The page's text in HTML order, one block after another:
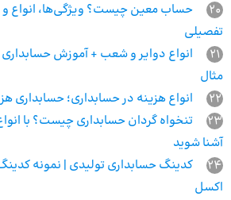
20
حساب معین چیست؟ ویژگی‌ها، انواع
تفصیلی
21
انواع دوایر و شعب + آموزش
مثال
22
انواع هزینه در حسابداری؛ حسابداری
23
تنخواه گردان حسابداری چیست؟ با
آشنا شوید
24
کدینگ حسابداری تولیدی | نمونه
اکسل